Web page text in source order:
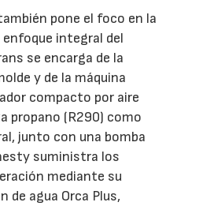
pone el foco en la
integral del
se encarga de la
y de la máquina
compacto por aire
propano (R290) como
junto con una bomba
suministra los
mediante su
de agua Orca Plus,